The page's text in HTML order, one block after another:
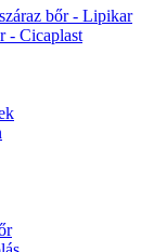
bőr - Lipikar
- Cicaplast